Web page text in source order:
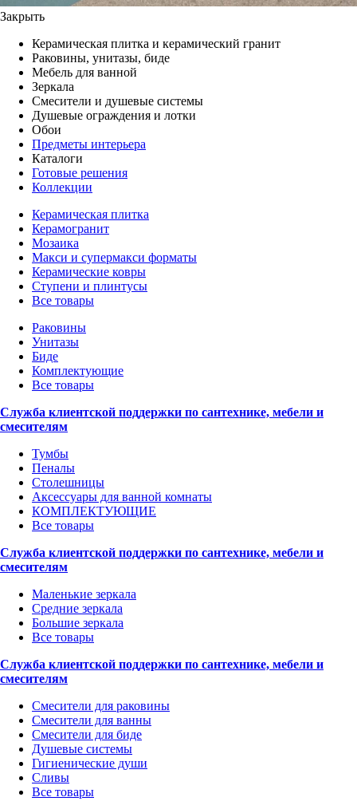
Закрыть
Керамическая плитка и керамический гранит
Раковины, унитазы, биде
Мебель для ванной
Зеркала
Смесители и душевые системы
Душевые ограждения и лотки
Обои
Предметы интерьера
Каталоги
Готовые решения
Коллекции
Керамическая плитка
Керамогранит
Мозаика
Макси и супермакси форматы
Керамические ковры
Ступени и плинтусы
Все товары
Раковины
Унитазы
Биде
Комплектующие
Все товары
Служба клиентской поддержки по сантехнике, мебели и
смесителям
Тумбы
Пеналы
Столешницы
Аксессуары для ванной комнаты
КОМПЛЕКТУЮЩИЕ
Все товары
Служба клиентской поддержки по сантехнике, мебели и
смесителям
Маленькие зеркала
Средние зеркала
Большие зеркала
Все товары
Служба клиентской поддержки по сантехнике, мебели и
смесителям
Смесители для раковины
Смесители для ванны
Смесители для биде
Душевые системы
Гигиенические души
Сливы
Все товары